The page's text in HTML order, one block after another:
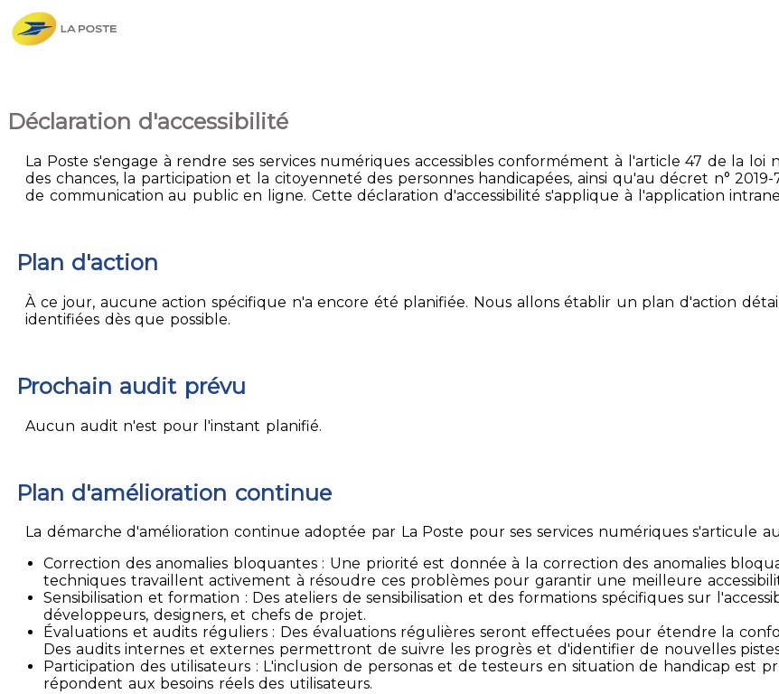
Déclaration d'accessibilité
La Poste s'engage à rendre ses services numériques accessibles conformément à l'article 47 de la loi
des chances, la participation et la citoyenneté des personnes handicapées, ainsi qu'au décret n°
de communication au public en ligne. Cette déclaration d'accessibilité s'applique à l'application
Plan d'action
À ce jour, aucune action spécifique n'a encore été planifiée. Nous allons établir un plan d'action
identifiées dès que possible.
Prochain audit prévu
Aucun audit n'est pour l'instant planifié.
Plan d'amélioration continue
La démarche d'amélioration continue adoptée par La Poste pour ses services numériques s'articule
Correction des anomalies bloquantes : Une priorité est donnée à la correction des anomalies
techniques travaillent activement à résoudre ces problèmes pour garantir une meilleure
Sensibilisation et formation : Des ateliers de sensibilisation et des formations spécifiques sur
développeurs, designers, et chefs de projet.
Évaluations et audits réguliers : Des évaluations régulières seront effectuées pour étendre la
Des audits internes et externes permettront de suivre les progrès et d'identifier de nouvelles
Participation des utilisateurs : L'inclusion de personas et de testeurs en situation de handicap est
répondent aux besoins réels des utilisateurs.